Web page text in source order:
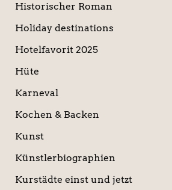
Historischer Roman
Holiday destinations
Hotelfavorit 2025
Hüte
Karneval
Kochen & Backen
Kunst
Künstlerbiographien
Kurstädte einst und jetzt